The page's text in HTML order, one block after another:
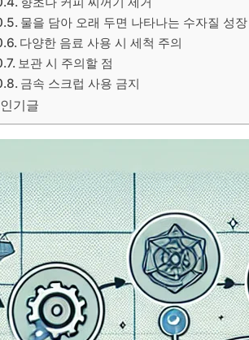
물을 담아 오래 두면 나타나는 수자질 성장
다양한 음료 사용 시 세척 주의
보관 시 주의할 점
금속 스크럽 사용 금지
인기글